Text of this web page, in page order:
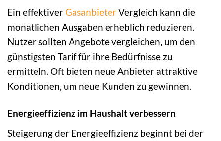
Ein effektiver GasanbieterVergleich kann die
monatlichen Ausgaben erheblich reduzieren.
Nutzer sollten Angebote vergleichen, um den
günstigsten Tarif für ihre Bedürfnisse zu
ermitteln. Oft bieten neue Anbieter attraktive
Konditionen, um neue Kunden zu gewinnen.
Energieeffizienz im Haushalt verbessern
Steigerung der Energieeffizienz beginnt bei der